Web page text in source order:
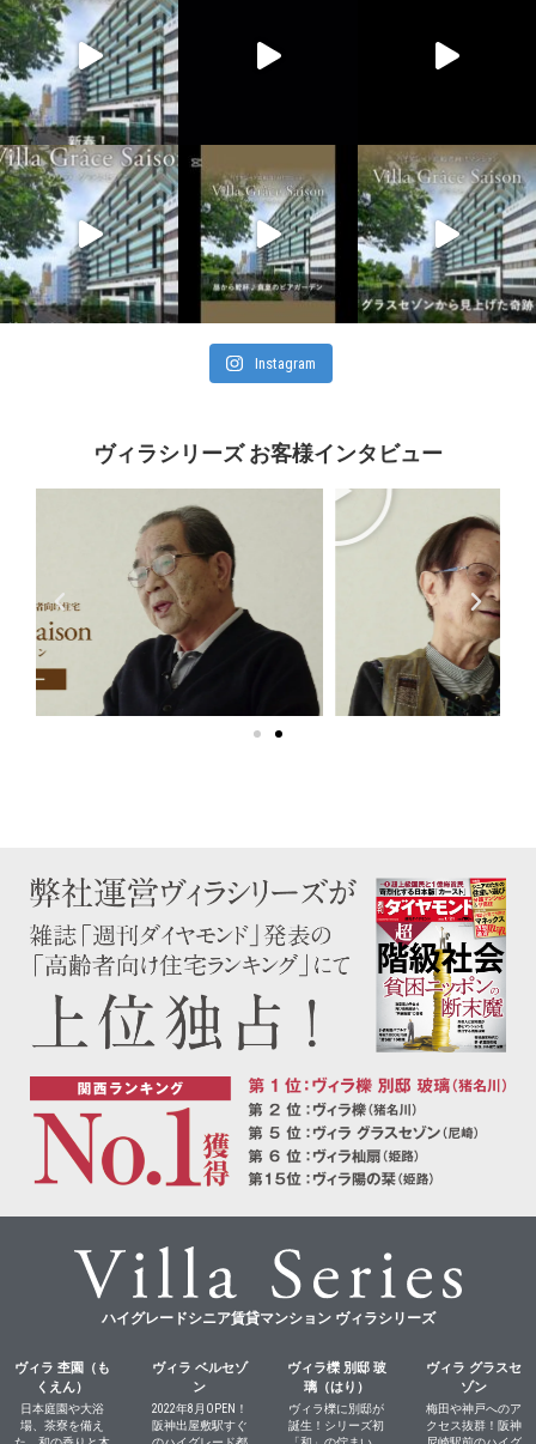
Instagram
ヴィラシリーズ お客様インタビュー
ハイグレードシニア賃貸マンション ヴィラシリーズ
ヴィラ 杢園（も
くえん）
日本庭園や大浴
場、茶寮を備え
ヴィラ ベルセゾ
ン
2022年8月OPEN！
阪神出屋敷駅すぐ
ヴィラ櫟 別邸 玻
璃（はり）
ヴィラ櫟に別邸が
誕生！シリーズ初
ヴィラ グラスセ
ゾン
梅田や神戸へのア
クセス抜群！阪神